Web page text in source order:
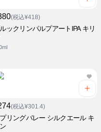
(税込¥418)
ックリンパルプアートIPA キリ
(税込¥301.4)
リングバレー シルクエール キ